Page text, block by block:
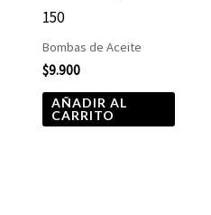
150
Bombas de Aceite
$9.900
AÑADIR AL
CARRITO